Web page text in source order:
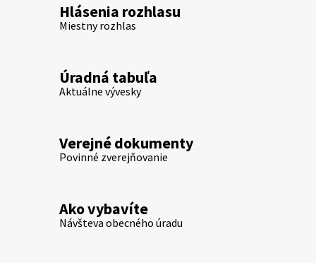
Hlásenia rozhlasu
Miestny rozhlas
Úradná tabuľa
Aktuálne vývesky
Verejné dokumenty
Povinné zverejňovanie
Ako vybavíte
Návšteva obecného úradu